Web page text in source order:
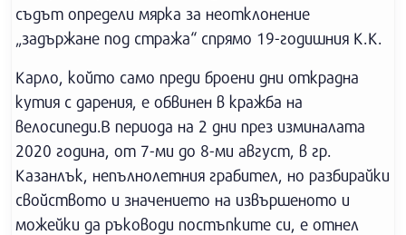
съдът определи мярка за неотклонение
„задържане под стража“ спрямо 19-годишния К.К.
Карло, който само преди броени дни открадна
кутия с дарения, е обвинен в кражба на
велосипеди.В периода на 2 дни през изминалата
2020 година, от 7-ми до 8-ми август, в гр.
Казанлък, непълнолетния грабител, но разбирайки
свойството и значението на извършеното и
можейки да ръководи постъпките си, е отнел